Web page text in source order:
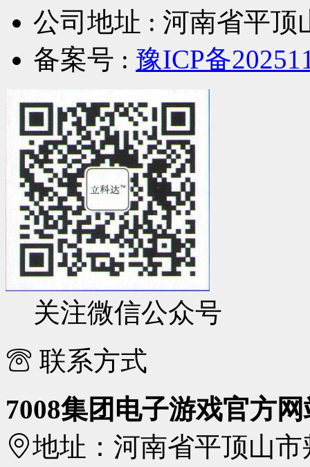
公司地址 : 河南省平
备案号 : 豫ICP备
关注微信公众号
联系方式
7008集团电子游戏官方
地址： 河南省平顶山